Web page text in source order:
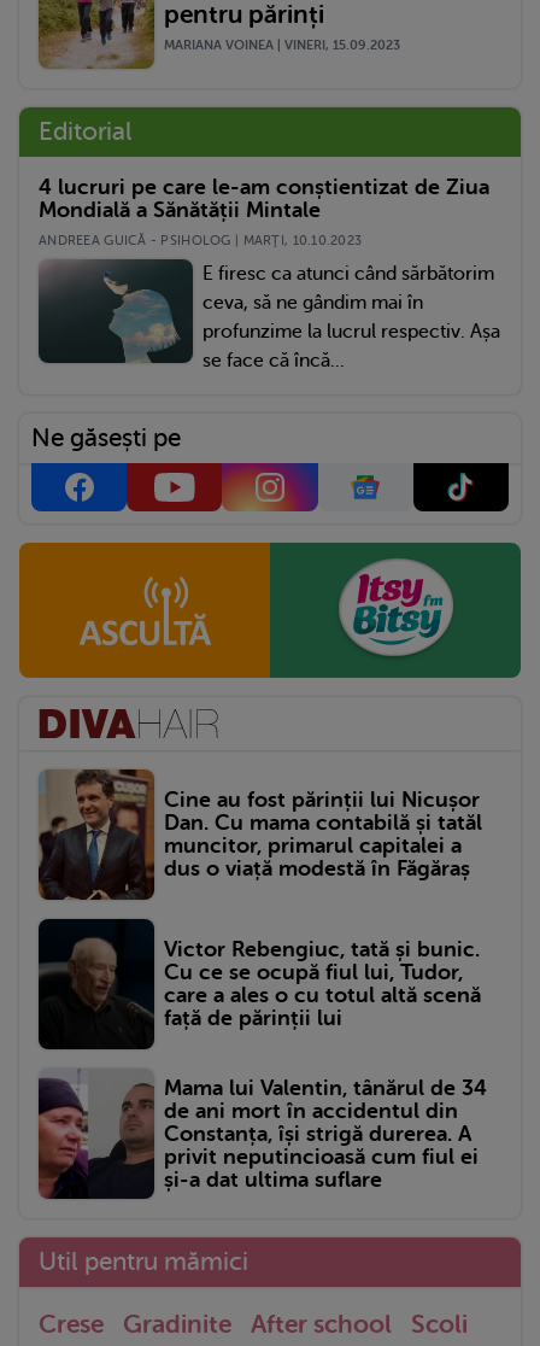
pentru părinți
MARIANA VOINEA | VINERI, 15.09.2023
Editorial
4 lucruri pe care le-am conștientizat de Ziua
Mondială a Sănătății Mintale
ANDREEA GUICĂ - PSIHOLOG | MARŢI, 10.10.2023
E firesc ca atunci când sărbătorim
ceva, să ne gândim mai în
profunzime la lucrul respectiv. Așa
se face că încă...
Ne găsești pe
Cine au fost părinții lui Nicușor
Dan. Cu mama contabilă și tatăl
muncitor, primarul capitalei a
dus o viață modestă în Făgăraș
Victor Rebengiuc, tată și bunic.
Cu ce se ocupă fiul lui, Tudor,
care a ales o cu totul altă scenă
față de părinții lui
Mama lui Valentin, tânărul de 34
de ani mort în accidentul din
Constanța, își strigă durerea. A
privit neputincioasă cum fiul ei
și-a dat ultima suflare
Util pentru mămici
Crese Gradinite After school
Scoli